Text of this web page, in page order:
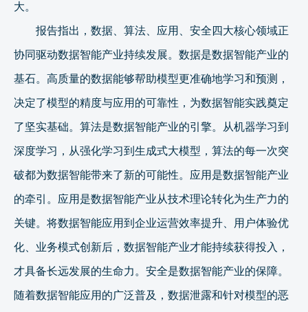
大。
报告指出，数据、算法、应用、安全四大核心领域正
协同驱动数据智能产业持续发展。数据是数据智能产业的
基石。高质量的数据能够帮助模型更准确地学习和预测，
决定了模型的精度与应用的可靠性，为数据智能实践奠定
了坚实基础。算法是数据智能产业的引擎。从机器学习到
深度学习，从强化学习到生成式大模型，算法的每一次突
破都为数据智能带来了新的可能性。应用是数据智能产业
的牵引。应用是数据智能产业从技术理论转化为生产力的
关键。将数据智能应用到企业运营效率提升、用户体验优
化、业务模式创新后，数据智能产业才能持续获得投入，
才具备长远发展的生命力。安全是数据智能产业的保障。
随着数据智能应用的广泛普及，数据泄露和针对模型的恶